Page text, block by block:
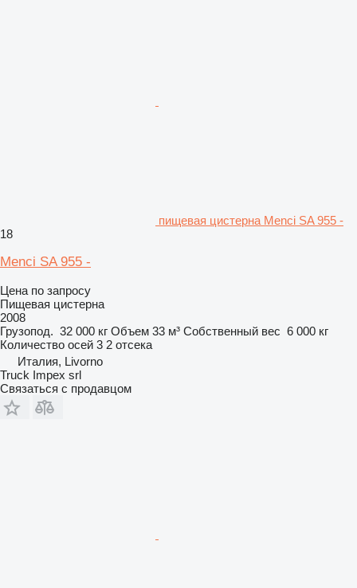
пищевая цистерна Menci SA 955 -
18
Menci SA 955 -
Цена по запросу
Пищевая цистерна
2008
Грузопод. 32 000 кг Объем 33 м³ Собственный вес 6 000 кг
Количество осей 3 2 отсека
Италия, Livorno
Truck Impex srl
Связаться с продавцом